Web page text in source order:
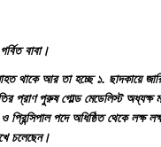
বাবা।
থাকে আর তা হচ্ছে ১. ছাদকায়ে
প্রাণ পুরুষ গোল্ড মেডেলিস্ট অধ্যক্ষ
প্রিন্সিপাল পদে অধিষ্ঠিত থেকে লক্ষ
চলেছেন।